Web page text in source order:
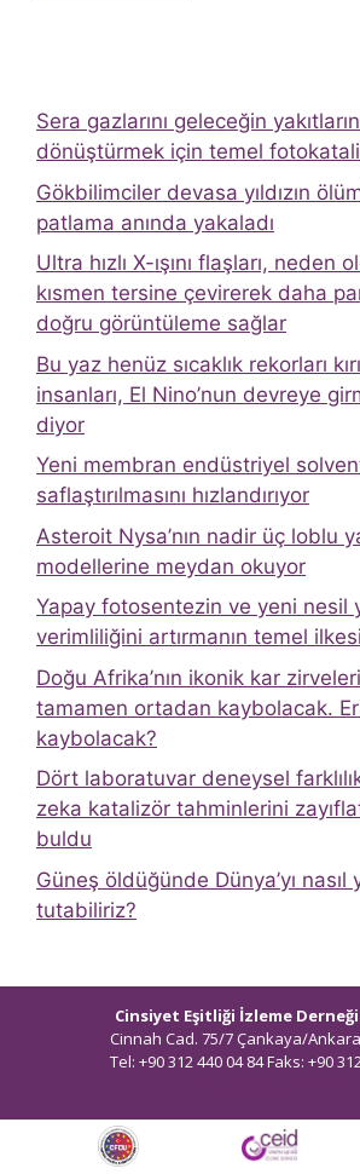
Sera gazlarını geleceğin
dönüştürmek için temel
Gökbilimciler devasa yıldızın
patlama anında yakaladı
Ultra hızlı X-ışını flaşları, neden
kısmen tersine çevirerek daha
doğru görüntüleme sağlar
Bu yaz henüz sıcaklık rekorları
insanları, El Nino’nun devreye
diyor
Yeni membran endüstriyel
saflaştırılmasını hızlandırıyor
Asteroit Nysa’nın nadir üç loblu
modellerine meydan okuyor
Yapay fotosentezin ve yeni nesil
verimliliğini artırmanın temel ilkesi
Doğu Afrika’nın ikonik kar
tamamen ortadan kaybolacak.
kaybolacak?
Dört laboratuvar deneysel
zeka katalizör tahminlerini
buldu
Güneş öldüğünde Dünya’yı nasıl
tutabiliriz?
Cinsiyet Eşitliği İzleme
Cinnah Cad. 75/7 Çankaya/
Tel: +90 312 440 04 84 Faks: +90